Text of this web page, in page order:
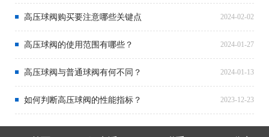
高压球阀购买要注意哪些关键点 2024-02-02
高压球阀的使用范围有哪些？ 2024-01-27
高压球阀与普通球阀有何不同？ 2024-01-13
如何判断高压球阀的性能指标？ 2023-12-23